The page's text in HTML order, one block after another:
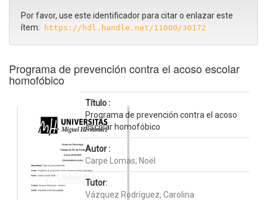
Por favor, use este identificador para citar o enlazar este
ítem:
https://hdl.handle.net/11000/30172
Programa de prevención contra el acoso escolar
homofóbico
Título :
Programa de prevención contra el acoso
escolar homofóbico
Autor :
Carpe Lomas, Noël
Tutor:
Vázquez Rodríguez, Carolina